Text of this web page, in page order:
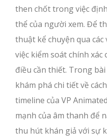
then chốt trong việc
thể của người xem. Để
thuật kể chuyện qua
việc kiểm soát chính xác
điều cần thiết. Trong
khám phá chi tiết về
timeline của VP
mạnh của âm thanh để
thu hút khán giả với sự